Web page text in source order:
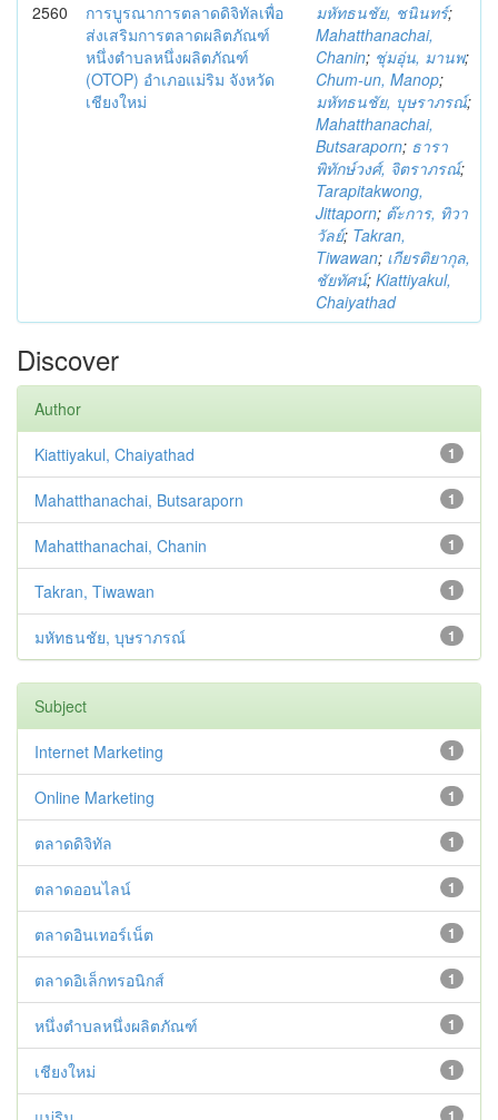
2560
การบูรณาการตลาดดิจิทัลเพื่อ
ส่งเสริมการตลาดผลิตภัณฑ์
หนึ่งตำบลหนึ่งผลิตภัณฑ์
(OTOP) อำเภอแม่ริม จังหวัด
เชียงใหม่
มหัทธนชัย, ชนินทร์;
Mahatthanachai,
Chanin; ชุ่มอุ่น, มานพ;
Chum-un, Manop;
มหัทธนชัย, บุษราภรณ์;
Mahatthanachai,
Butsaraporn; ธารา
พิทักษ์วงศ์, จิตราภรณ์;
Tarapitakwong,
Jittaporn; ต๊ะการ, ทิวา
วัลย์; Takran,
Tiwawan; เกียรติยากุล,
ชัยทัศน์; Kiattiyakul,
Chaiyathad
Discover
Author
1
Kiattiyakul, Chaiyathad
1
Mahatthanachai, Butsaraporn
1
Mahatthanachai, Chanin
1
Takran, Tiwawan
1
มหัทธนชัย, บุษราภรณ์
Subject
1
Internet Marketing
1
Online Marketing
1
ตลาดดิจิทัล
1
ตลาดออนไลน์
1
ตลาดอินเทอร์เน็ต
1
ตลาดอิเล็กทรอนิกส์
1
หนึ่งตำบลหนึ่งผลิตภัณฑ์
1
เชียงใหม่
1